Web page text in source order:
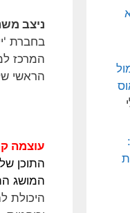
ניצב
בחברת
המרכז
הראשי
עוצמה
התוכן של
המושג
היכולת